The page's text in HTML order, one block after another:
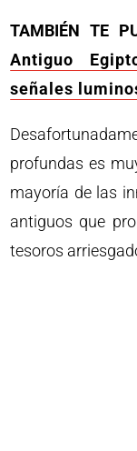
TAMBIÉN TE
Antiguo
señales
profundas es
mayoría de las
antiguos que
tesoros